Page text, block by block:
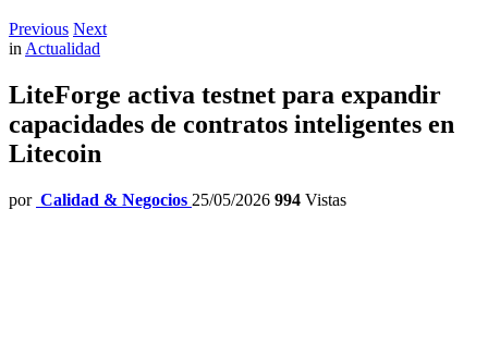
Previous Next
inActualidad
LiteForge activa testnet para expandir
capacidades de contratos inteligentes en
Litecoin
por Calidad & Negocios 25/05/2026 994 Vistas